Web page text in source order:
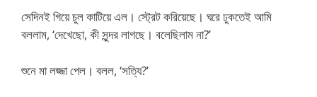
সেদিনই গিয়ে চুল কাটিয়ে এল। স্ট্রেট করিয়েছে। ঘরে ঢুকতেই আমি
বললাম, ‘দেখেছো, কী সুন্দর লাগছে। বলেছিলাম না?’
শুনে মা লজ্জা পেল। বলল, ‘সত্যি?’